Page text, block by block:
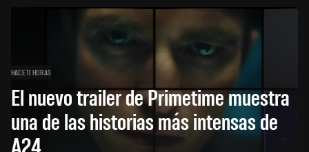
HACE 11 HORAS
El nuevo trailer de Primetime muestra
una de las historias más intensas de
A24